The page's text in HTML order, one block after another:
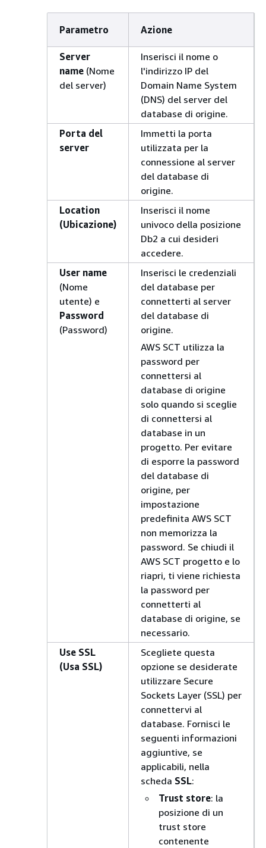
Parametro Azione
Server
name (Nome
del server)
Inserisci il nome o
l'indirizzo IP del
Domain Name System
(DNS) del server del
database di origine.
Porta del
server
Immetti la porta
utilizzata per la
connessione al server
del database di
origine.
Location
(Ubicazione)
Inserisci il nome
univoco della posizione
Db2 a cui desideri
accedere.
User name
(Nome
utente) e
Password
(Password)
Inserisci le credenziali
del database per
connetterti al server
del database di
origine.
AWS SCT utilizza la
password per
connettersi al
database di origine
solo quando si sceglie
di connettersi al
database in un
progetto. Per evitare
di esporre la password
del database di
origine, per
impostazione
predefinita AWS SCT
non memorizza la
password. Se chiudi il
AWS SCT progetto e lo
riapri, ti viene richiesta
la password per
connetterti al
database di origine, se
necessario.
Use SSL
(Usa SSL)
Scegliete questa
opzione se desiderate
utilizzare Secure
Sockets Layer (SSL) per
connettervi al
database. Fornisci le
seguenti informazioni
aggiuntive, se
applicabili, nella
scheda SSL:
Trust store: la
posizione di un
trust store
contenente